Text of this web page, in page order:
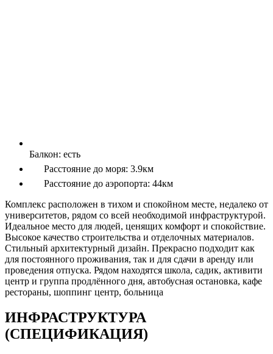
Балкон: есть
Расстояние до моря: 3.9км
Расстояние до аэропорта: 44км
Комплекс расположен в тихом и спокойном месте, недалеко от
университетов, рядом со всей необходимой инфраструктурой.
Идеальное место для людей, ценящих комфорт и спокойствие.
Высокое качество строительства и отделочных материалов.
Стильный архитектурный дизайн. Прекрасно подходит как
для постоянного проживания, так и для сдачи в аренду или
проведения отпуска. Рядом находятся школа, садик, активити
центр и группа продлённого дня, автобусная остановка, кафе
рестораны, шоппинг центр, больница
ИНФРАСТРУКТУРА
(СПЕЦИФИКАЦИЯ)